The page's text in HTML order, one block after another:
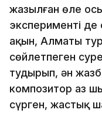
жазылған өлең
эксперименті
ақын, Алматы
сөйлетпеген
тудырып, ән
композитор аз
сүрген, жастық